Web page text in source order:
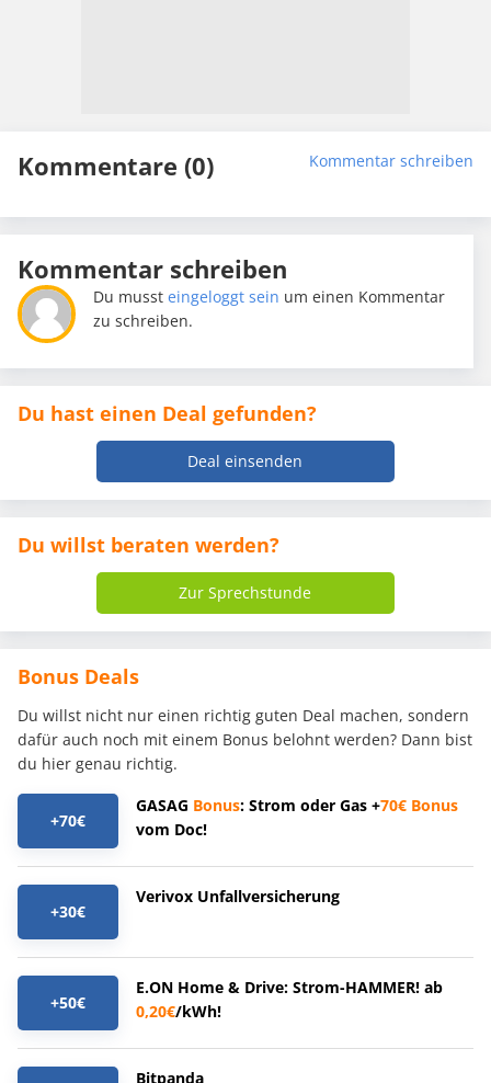
Kommentare (0) Kommentar schreiben
Kommentar schreiben
Du mussteingeloggt sein um einen Kommentar
zu schreiben.
Du hast einen Deal gefunden?
Deal einsenden
Du willst beraten werden?
Zur Sprechstunde
Bonus Deals
Du willst nicht nur einen richtig guten Deal machen, sondern
dafür auch noch mit einem Bonus belohnt werden? Dann bist
du hier genau richtig.
+70€
GASAG Bonus: Strom oder Gas +70€ Bonus
vom Doc!
+30€
Verivox Unfallversicherung
+50€
E.ON Home & Drive: Strom-HAMMER! ab
0,20€/kWh!
Bitpanda